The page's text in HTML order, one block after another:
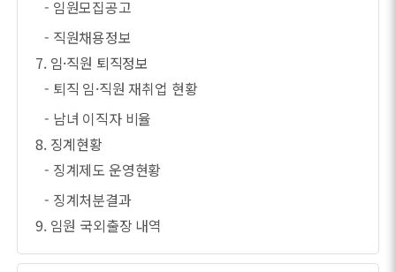
- 임원모집공고
- 직원채용정보
7. 임·직원 퇴직정보
- 퇴직 임·직원 재취업 현황
- 남녀 이직자 비율
8. 징계현황
- 징계제도 운영현황
- 징계처분결과
9. 임원 국외출장 내역